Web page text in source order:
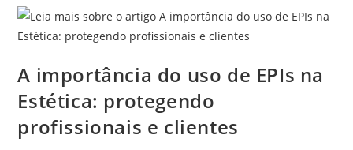
A importância do uso de EPIs na
Estética: protegendo
profissionais e clientes